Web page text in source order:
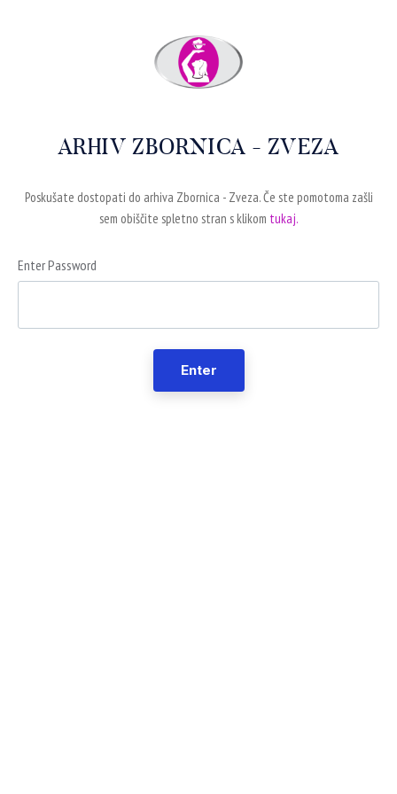
ARHIV ZBORNICA - ZVEZA
Poskušate dostopati do arhiva Zbornica - Zveza. Če ste pomotoma zašli
sem obiščite spletno stran s klikom tukaj.
Enter Password
Enter